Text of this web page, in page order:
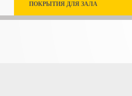
ПОКРЫТИЯ ДЛЯ ЗАЛА